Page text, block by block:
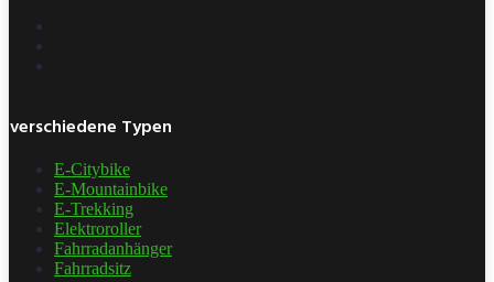
verschiedene Typen
E-Citybike
E-Mountainbike
E-Trekking
Elektroroller
Fahrradanhänger
Fahrradsitz